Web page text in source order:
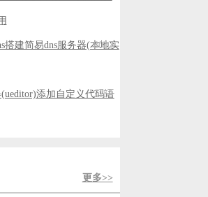
搭建简易dns服务器(本地实
8012
添加自定义代码语
7158
更多>>